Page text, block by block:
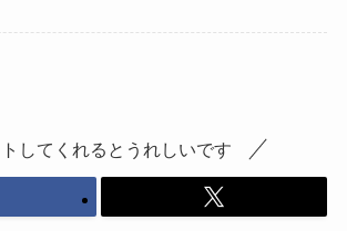
してくれるとうれしいです